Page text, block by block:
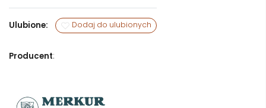
Ulubione: Dodaj do ulubionych
Producent: